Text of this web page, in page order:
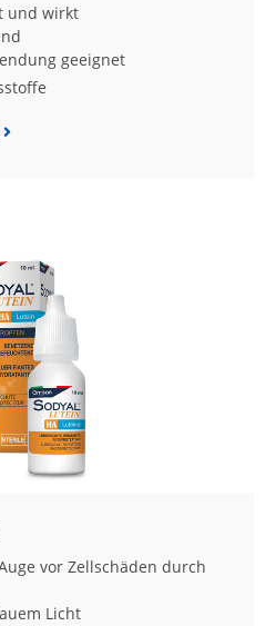
und wirkt
geeignet
vor Zell­schäden durch
Licht